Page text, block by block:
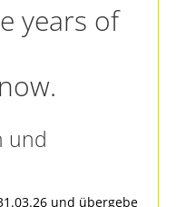
years of
und
und übergebe